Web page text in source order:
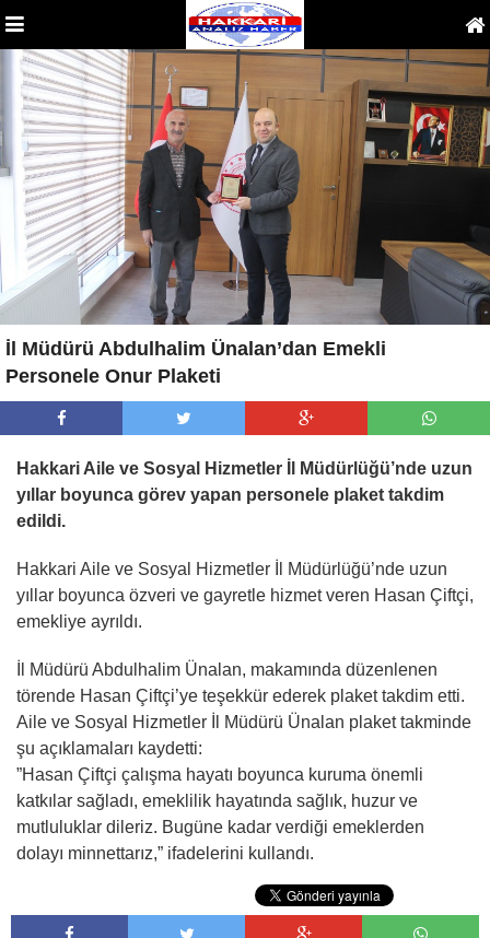
İl Müdürü Abdulhalim Ünalan’dan Emekli
Personele Onur Plaketi
Hakkari Aile ve Sosyal Hizmetler İl Müdürlüğü’nde uzun
yıllar boyunca görev yapan personele plaket takdim
edildi.
Hakkari Aile ve Sosyal Hizmetler İl Müdürlüğü’nde uzun
yıllar boyunca özveri ve gayretle hizmet veren Hasan Çiftçi,
emekliye ayrıldı.
İl Müdürü Abdulhalim Ünalan, makamında düzenlenen
törende Hasan Çiftçi’ye teşekkür ederek plaket takdim etti.
Aile ve Sosyal Hizmetler İl Müdürü Ünalan plaket takminde
şu açıklamaları kaydetti:
”Hasan Çiftçi çalışma hayatı boyunca kuruma önemli
katkılar sağladı, emeklilik hayatında sağlık, huzur ve
mutluluklar dileriz. Bugüne kadar verdiği emeklerden
dolayı minnettarız,” ifadelerini kullandı.